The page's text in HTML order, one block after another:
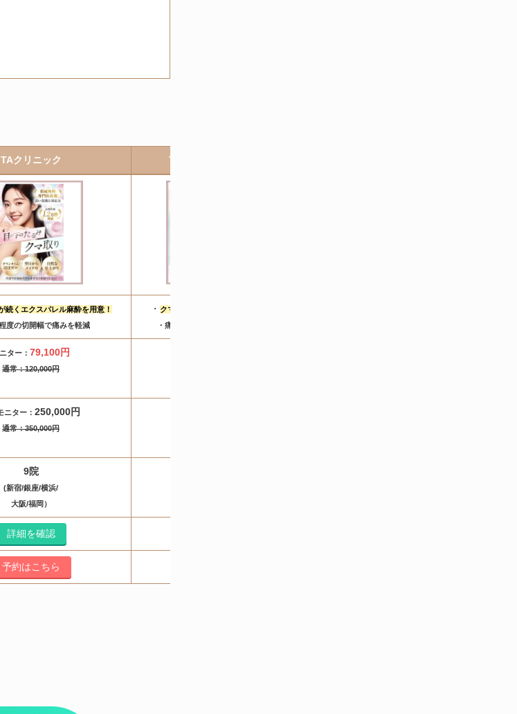
TAクリニック TCB東京中央美容外科
続くエクスパレル麻酔を用意！
度の切開幅で痛みを軽減
・ クマ取り
・痛みや腫れを最小限に抑えた治療
ター： 79,100円
通常：120,000円
ニター： 250,000円
通常：350,000円
9院
(新宿/銀座/横浜/
大阪/福岡）
詳細を確認
予約はこちら